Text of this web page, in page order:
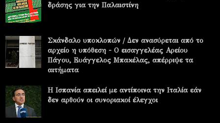
δράσης για την Παλαιστίνη
Σκάνδαλο υποκλοπών / Δεν ανασύρεται από το
αρχείο η υπόθεση - Ο εισαγγελέας Αρείου
Πάγου, Ευάγγελος Μπακέλας, απέρριψε τα
αιτήματα
Η Ισπανία απειλεί με αντίποινα την Ιταλία εάν
δεν αρθούν οι συνοριακοί έλεγχοι